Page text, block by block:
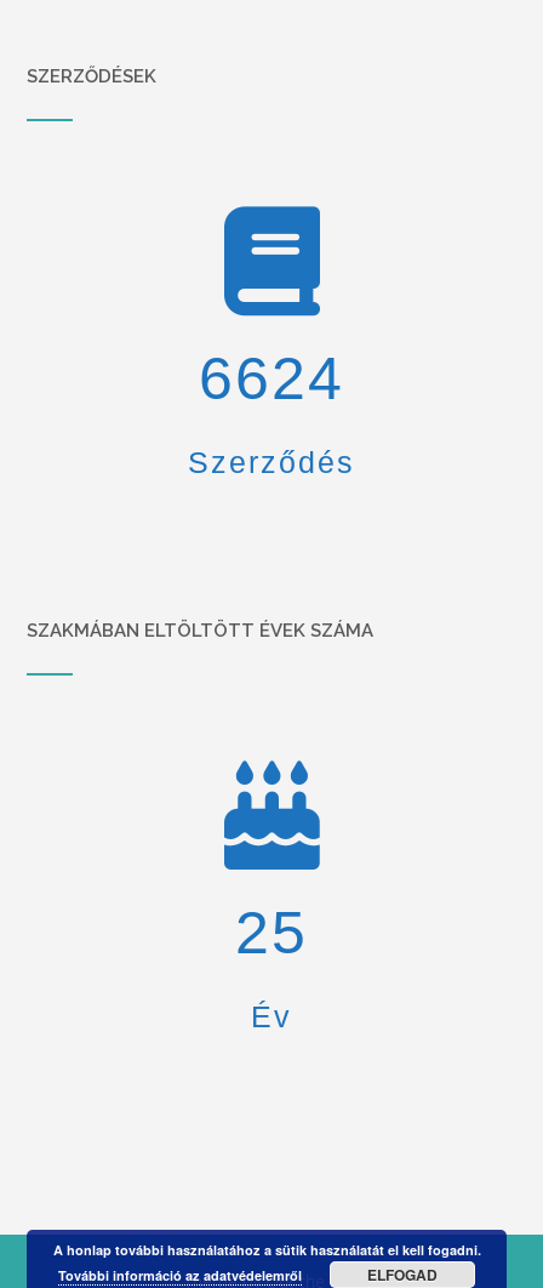
SZERZŐDÉSEK
6900
Szerződés
SZAKMÁBAN ELTÖLTÖTT ÉVEK SZÁMA
26
Év
Theme byOut the Box
A honlap további használatához a sütik használatát el kell fogadni.
További információ az adatvédelemről
ELFOGAD